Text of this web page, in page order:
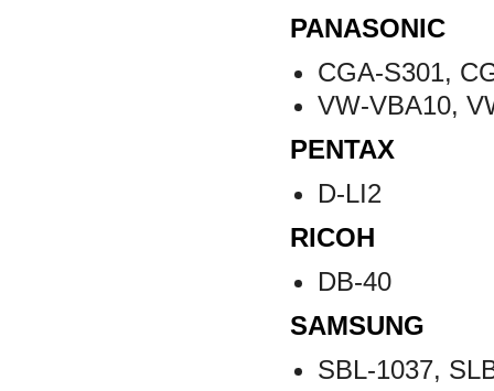
PANASONIC
CGA-S301,
VW-VBA10,
PENTAX
D-LI2
RICOH
DB-40
SAMSUNG
SBL-1037,